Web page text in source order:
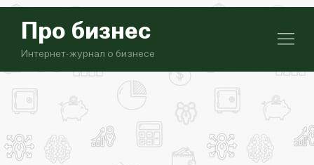
Про бизнес
Интернет-журнал о бизнесе